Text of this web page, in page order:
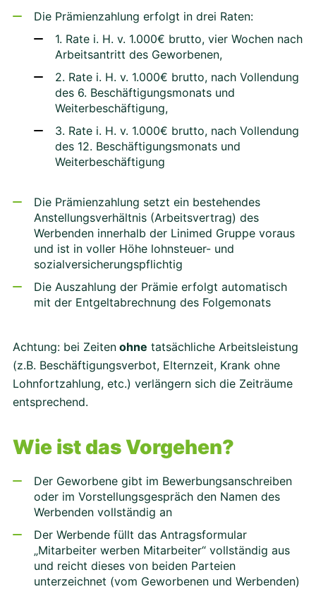
Die Prämienzahlung erfolgt in drei Raten:
1. Rate i. H. v. 1.000€ brutto, vier Wochen nach
Arbeitsantritt des Geworbenen,
2. Rate i. H. v. 1.000€ brutto, nach Vollendung
des 6. Beschäftigungsmonats und
Weiterbeschäftigung,
3. Rate i. H. v. 1.000€ brutto, nach Vollendung
des 12. Beschäftigungsmonats und
Weiterbeschäftigung
Die Prämienzahlung setzt ein bestehendes
Anstellungsverhältnis (Arbeitsvertrag) des
Werbenden innerhalb der Linimed Gruppe voraus
und ist in voller Höhe lohnsteuer- und
sozialversicherungspflichtig
Die Auszahlung der Prämie erfolgt automatisch
mit der Entgeltabrechnung des Folgemonats
Achtung: bei Zeiten ohne tatsächliche Arbeitsleistung
(z.B. Beschäftigungsverbot, Elternzeit, Krank ohne
Lohnfortzahlung, etc.) verlängern sich die Zeiträume
entsprechend.
Wie ist das Vorgehen?
Der Geworbene gibt im Bewerbungsanschreiben
oder im Vorstellungsgespräch den Namen des
Werbenden vollständig an
Der Werbende füllt das Antragsformular
„Mitarbeiter werben Mitarbeiter“ vollständig aus
und reicht dieses von beiden Parteien
unterzeichnet (vom Geworbenen und Werbenden)